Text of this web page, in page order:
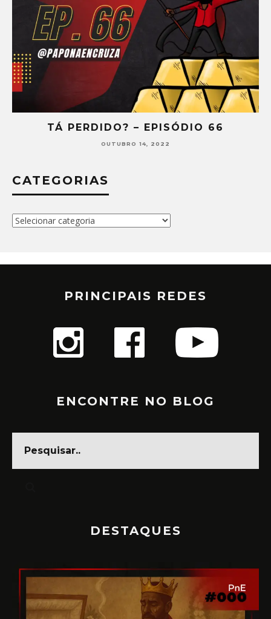
TÁ PERDIDO? – EPISÓDIO 66
OUTUBRO 14, 2022
CATEGORIAS
Categorias
PRINCIPAIS REDES
ENCONTRE NO BLOG
DESTAQUES